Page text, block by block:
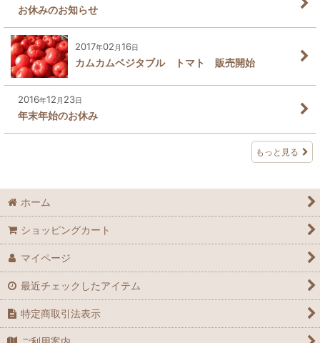
お休みのお知らせ
2017年02 月16日
カムカムベジタブル トマト 販売開始
2016年12 月 23日
年末年始のお休み
もっと見る
ホーム
ショッピングカート
マイページ
最近チェックしたアイテム
特定商取引法表示